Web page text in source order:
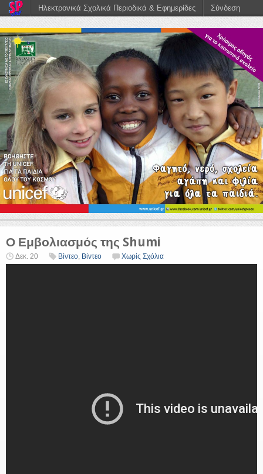
Ο Εμβολιασμός της Shumi
Δεκ. 20 Βίντεο, Βίντεο Χωρίς Σχόλια
Ηλεκτρονικά Σχολικά Περιοδικά & Εφημερίδες Σύνδεση